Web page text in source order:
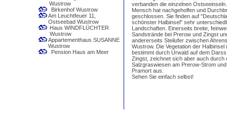
Wustrow
Birkenhof Wustrow
Am Leuchtfeuer 11,
Ostseebad Wustrow
Haus WINDFLÜCHTER
Wustrow
Appartementhaus SUSANNE
Wustrow
Pension Haus am Meer
verbanden die einzelnen
Mensch hat nachgeholfen und
geschlossen. Sie finden auf
schönster Halbinsel" sehr
Landschaften. Einerseits breite,
Sandstrände bei Prerow und Zingst
andererseits Steilufer zwischen
Wustrow. Die Vegetation der Halbinsel
bestimmt durch Urwald auf dem
Zingst, zeichnet sich aber auch durch
Salzgraswiesen am Prerow-Strom
Pramort aus.
Sehen Sie einfach selbst!